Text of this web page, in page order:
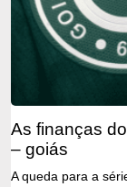
as finanças dos clubes brasileros edição 2025
– goiás
A queda para a